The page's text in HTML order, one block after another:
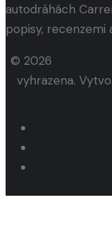
autodráhách
popisy, recenzemi
© 2026
vyhrazena.